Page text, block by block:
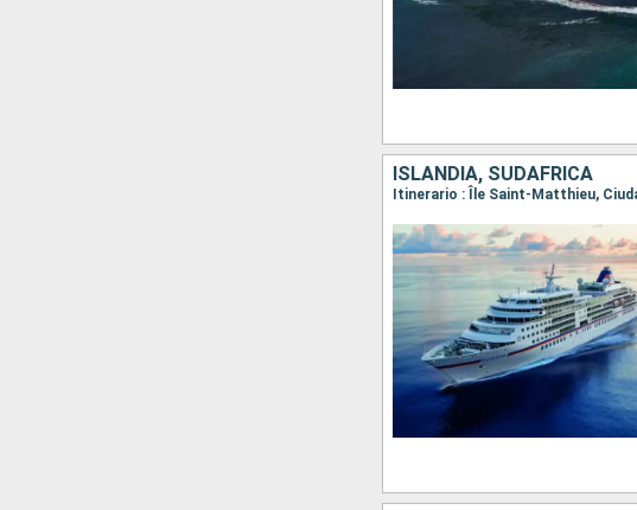
ISLANDIA, SUDAFRICA
Itinerario : Île Saint-Matthieu,